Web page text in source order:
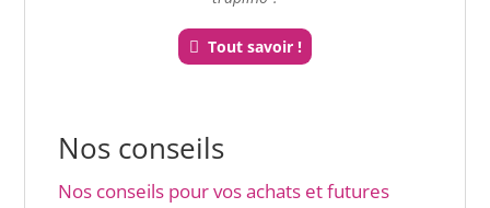
Tout savoir !
Nos conseils
Nos conseils pour vos achats et futures